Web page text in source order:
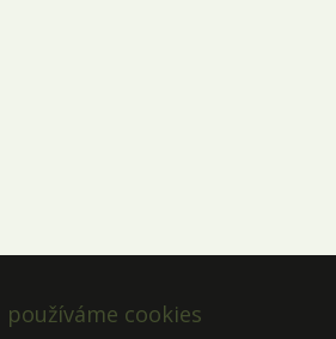
cookies